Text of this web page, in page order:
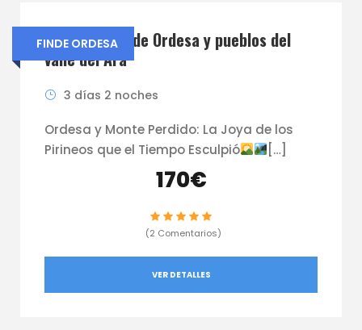
FINDE ORDESA
Valle glaciar de Ordesa y pueblos del
valle del Ara
3 días 2 noches
Ordesa y Monte Perdido: La Joya de los
Pirineos que el Tiempo Esculpió
[…]
170€
(2 Comentarios)
VER DETALLES